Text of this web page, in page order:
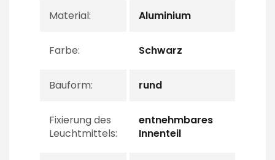
Material: Aluminium
Farbe: Schwarz
Bauform: rund
Fixierung des
Leuchtmittels:
entnehmbares
Innenteil